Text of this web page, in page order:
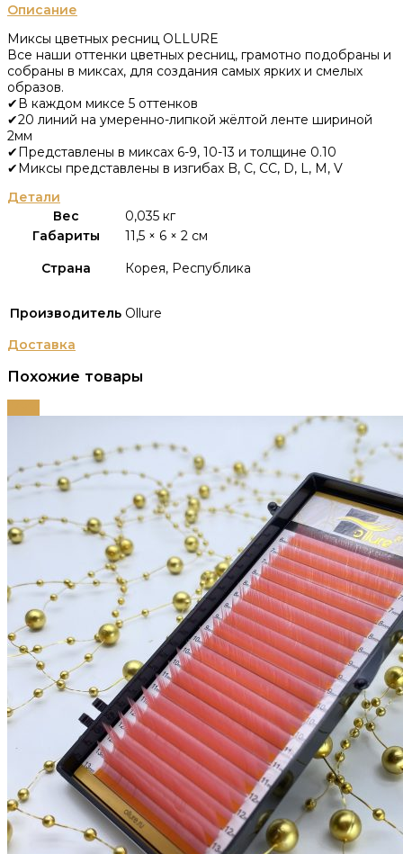
Описание
Миксы цветных ресниц OLLURE
Все наши оттенки цветных ресниц, грамотно подобраны и
собраны в миксах, для создания самых ярких и смелых
образов.
✔В каждом миксе 5 оттенков
✔20 линий на умеренно-липкой жёлтой ленте шириной
2мм
✔Представлены в миксах 6-9, 10-13 и толщине 0.10
✔Миксы представлены в изгибах B, C, CC, D, L, M, V
Детали
Вес
0,035 кг
Габариты
11,5 × 6 × 2 см
Страна
Корея, Республика
Производитель Ollure
Доставка
Похожие товары